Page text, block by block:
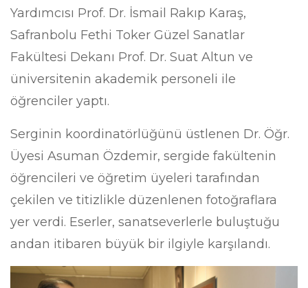
Yardımcısı Prof. Dr. İsmail Rakıp Karaş,
Safranbolu Fethi Toker Güzel Sanatlar
Fakültesi Dekanı Prof. Dr. Suat Altun ve
üniversitenin akademik personeli ile
öğrenciler yaptı.
Serginin koordinatörlüğünü üstlenen Dr. Öğr.
Üyesi Asuman Özdemir, sergide fakültenin
öğrencileri ve öğretim üyeleri tarafından
çekilen ve titizlikle düzenlenen fotoğraflara
yer verdi. Eserler, sanatseverlerle buluştuğu
andan itibaren büyük bir ilgiyle karşılandı.